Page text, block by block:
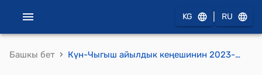
KG RU
Башкы бет › Күн-Чыгыш айылдык кеңешинин 2023-жылдын 24-февралындагы № 10 "Күн-Чыгыш айыл өкмөтү боюнча айрым салыктардын зоналдык коэфицентин көтөрүү жөнүндө" токтому